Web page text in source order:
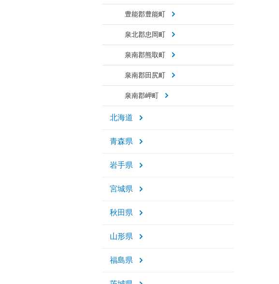
豊能郡豊能町
泉北郡忠岡町
泉南郡熊取町
泉南郡田尻町
泉南郡岬町
北海道
青森県
岩手県
宮城県
秋田県
山形県
福島県